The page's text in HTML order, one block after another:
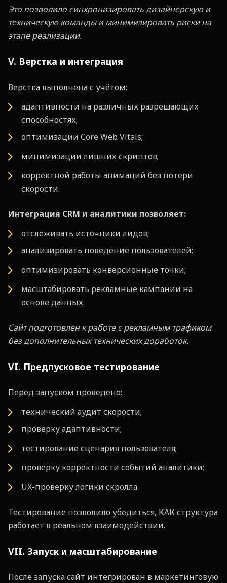
Это позволило синхронизировать дизайнерскую и
техническую команды и минимизировать риски на
этапе реализации.
V. Верстка и интеграция
Верстка выполнена с учётом:
адаптивности на различных разрешающих
способностях;
оптимизации Core Web Vitals;
минимизации лишних скриптов;
корректной работы анимаций без потери
скорости.
Интеграция CRM и аналитики позволяет:
отслеживать источники лидов;
анализировать поведение пользователей;
оптимизировать конверсионные точки;
масштабировать рекламные кампании на
основе данных.
Сайт подготовлен к работе с рекламным трафиком
без дополнительных технических доработок.
VI. Предпусковое тестирование
Перед запуском проведено:
технический аудит скорости;
проверку адаптивности;
тестирование сценария пользователя;
проверку корректности событий аналитики;
UX-проверку логики скролла.
Тестирование позволило убедиться, КАК структура
работает в реальном взаимодействии.
VII. Запуск и масштабирование
После запуска сайт интегрирован в маркетинговую